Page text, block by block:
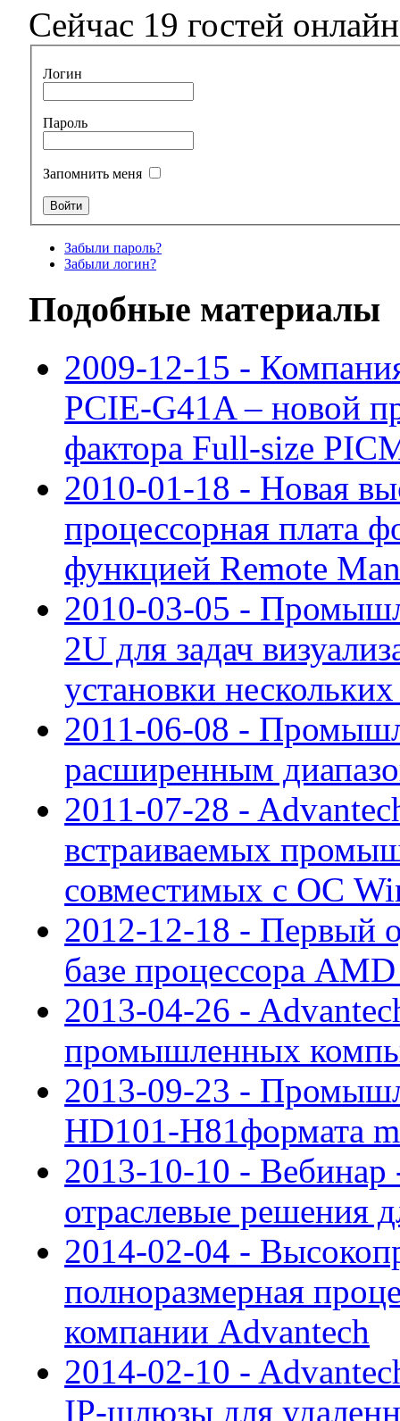
Сейчас 19 гостей онлайн
Логин
Пароль
Запомнить меня
Забыли пароль?
Забыли логин?
Подобные материалы
2009-12-15 -
PCIE-G41A – новой
фактора Full-size
2010-01-18 - Новая
процессорная плата
функцией Remote
2010-03-05 -
2U для задач
установки
2011-06-08 -
расширенным
2011-07-28 -
встраиваемых
совместимых с ОС
2012-12-18 - Первый
базе процессора
2013-04-26 -
промышленных
2013-09-23 -
HD101-H81формата
2013-10-10 -
отраслевые решения
2014-02-04 -
полноразмерная
компании Advantech
2014-02-10 -
IP-шлюзы для